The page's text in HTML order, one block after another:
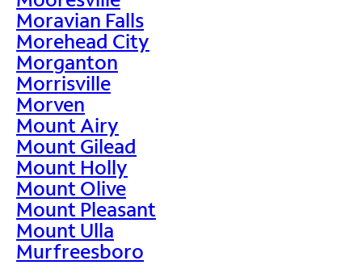
Moravian Falls
Morehead City
Morganton
Morrisville
Morven
Mount Airy
Mount Gilead
Mount Holly
Mount Olive
Mount Pleasant
Mount Ulla
Murfreesboro